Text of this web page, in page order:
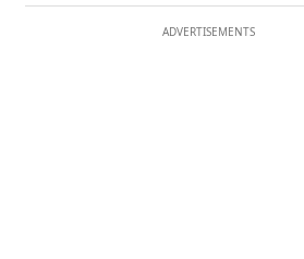
ADVERTISEMENTS